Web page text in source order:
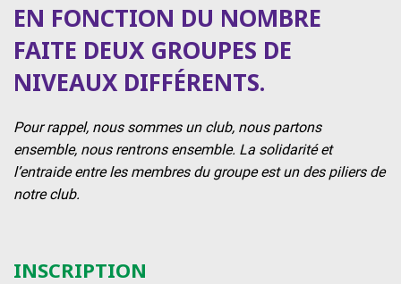
EN FONCTION DU NOMBRE
FAITE DEUX GROUPES DE
NIVEAUX DIFFÉRENTS.
Pour rappel, nous sommes un club, nous partons
ensemble, nous rentrons ensemble. La solidarité et
l’entraide entre les membres du groupe est un des piliers de
notre club.
INSCRIPTION